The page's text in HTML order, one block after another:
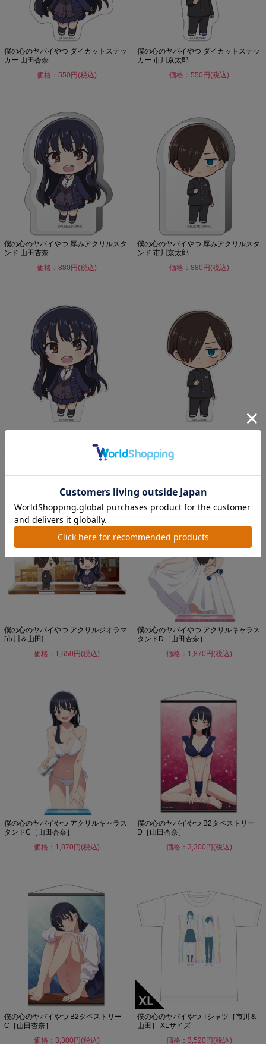
僕の心のヤバイやつ ダイカットステッ
カー 山田杏奈
価格：550円(税込)
僕の心のヤバイやつ ダイカットステッ
カー 市川京太郎
価格：550円(税込)
僕の心のヤバイやつ 厚みアクリルスタ
ンド 山田杏奈
価格：880円(税込)
僕の心のヤバイやつ 厚みアクリルスタ
ンド 市川京太郎
価格：880円(税込)
僕の心のヤバイやつ ぷにこれ！アクリ
価格：1,023円(税込)
価格：1,023円(税込)
僕の心のヤバイやつ アクリルジオラマ
[市川＆山田]
価格：1,650円(税込)
僕の心のヤバイやつ アクリルキャラス
タンドD［山田杏奈］
価格：1,870円(税込)
僕の心のヤバイやつ アクリルキャラス
タンドC［山田杏奈］
価格：1,870円(税込)
僕の心のヤバイやつ B2タペストリー
D［山田杏奈］
価格：3,300円(税込)
僕の心のヤバイやつ B2タペストリー
C［山田杏奈］
価格：3,300円(税込)
僕の心のヤバイやつ Tシャツ［市川＆
山田］ XLサイズ
価格：3,520円(税込)